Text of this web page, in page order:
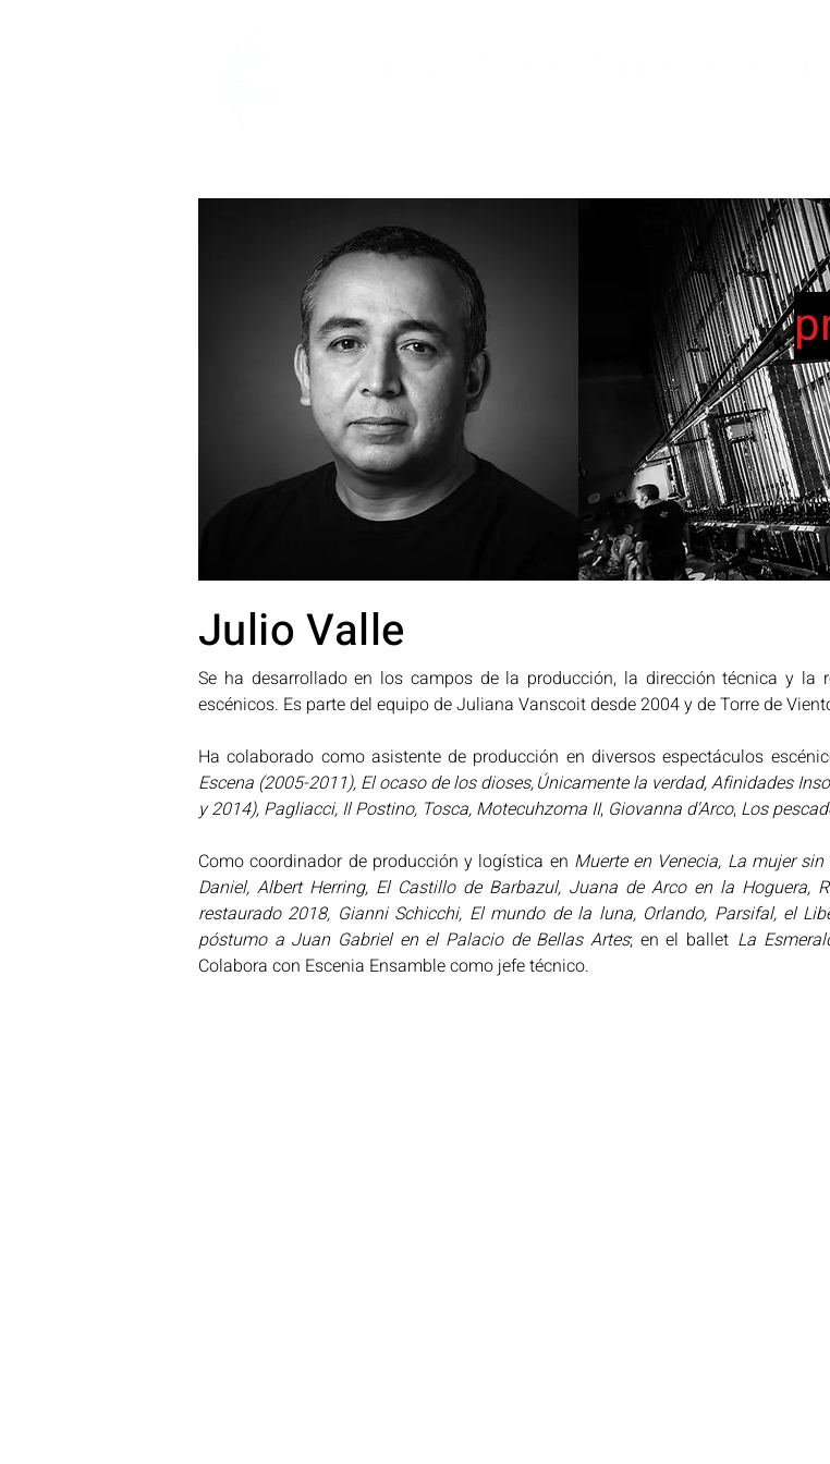
Se ha desarrollado en los campos de la producción, la dirección técnica y la
escénicos. Es parte del equipo de Juliana Vanscoit desde 2004 y de Torre de
Ha colaborado como asistente de producción en diversos espectáculos
Escena (2005-2011), El ocaso de los dioses, Únicamente la verdad, Afinidades
y 2014), Pagliacci, Il Postino, Tosca, Motecuhzoma II, Giovanna d'Arco, Los
Como coordinador de producción y logística en Muerte en Venecia, La mujer
Daniel, Albert Herring, El Castillo de Barbazul, Juana de Arco en la Hoguera,
restaurado 2018, Gianni Schicchi, El mundo de la luna, Orlando, Parsifal, el
póstumo a Juan Gabriel en el Palacio de Bellas Artes; en el ballet La
Colabora con Escenia Ensamble como jefe técnico.
Julio Valle